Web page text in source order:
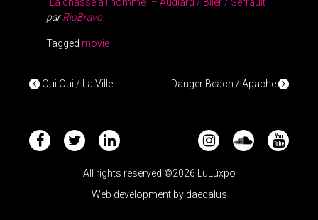
parRioBravo
Tagged movie
POST NAVIGATION
Oui Oui / La Ville Danger Beach / Apache
All rights reserved ©2026 LuLúxpo
Web development by daedalus